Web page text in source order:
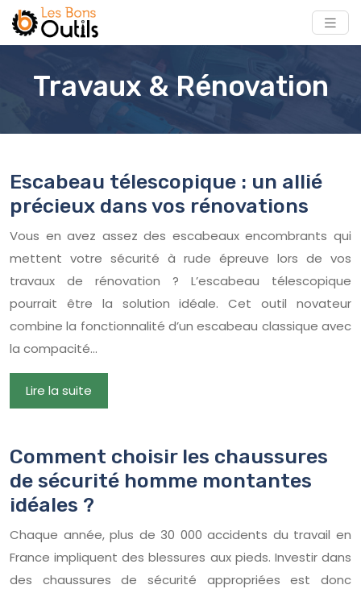
Travaux & Rénovation
Escabeau télescopique : un allié
précieux dans vos rénovations
Vous en avez assez des escabeaux encombrants qui
mettent votre sécurité à rude épreuve lors de vos
travaux de rénovation ? L’escabeau télescopique
pourrait être la solution idéale. Cet outil novateur
combine la fonctionnalité d’un escabeau classique avec
la compacité…
Lire la suite
Comment choisir les chaussures
de sécurité homme montantes
idéales ?
Chaque année, plus de 30 000 accidents du travail en
France impliquent des blessures aux pieds. Investir dans
des chaussures de sécurité appropriées est donc